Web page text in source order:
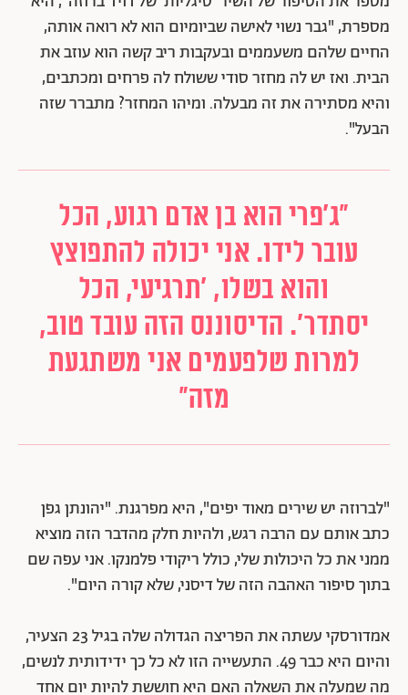
מספרת, "גבר נשוי לאישה שביומיום הוא לא רואה אותה,
החיים שלהם משעממים ובעקבות ריב קשה הוא עוזב את
הבית. ואז יש לה מחזר סודי ששולח לה פרחים ומכתבים,
והיא מסתירה את זה מבעלה. ומיהו המחזר? מתברר שזה
הבעל".
"ג'פרי הוא בן אדם רגוע, הכל
עובר לידו. אני יכולה להתפוצץ
והוא בשלו, 'תרגיעי, הכל
יסתדר'. הדיסוננס הזה עובד טוב,
למרות שלפעמים אני משתגעת
מזה"
"לברוזה יש שירים מאוד יפים", היא מפרגנת. "יהונתן גפן
כתב אותם עם הרבה רגש, ולהיות חלק מהדבר הזה מוציא
ממני את כל היכולות שלי, כולל ריקודי פלמנקו. אני עפה שם
בתוך סיפור האהבה הזה של דיסני, שלא קורה היום".
אמדורסקי עשתה את הפריצה הגדולה שלה בגיל 23 הצעיר,
והיום היא כבר 49. התעשייה הזו לא כל כך ידידותית לנשים,
מה שמעלה את השאלה האם היא חוששת להיות יום אחד